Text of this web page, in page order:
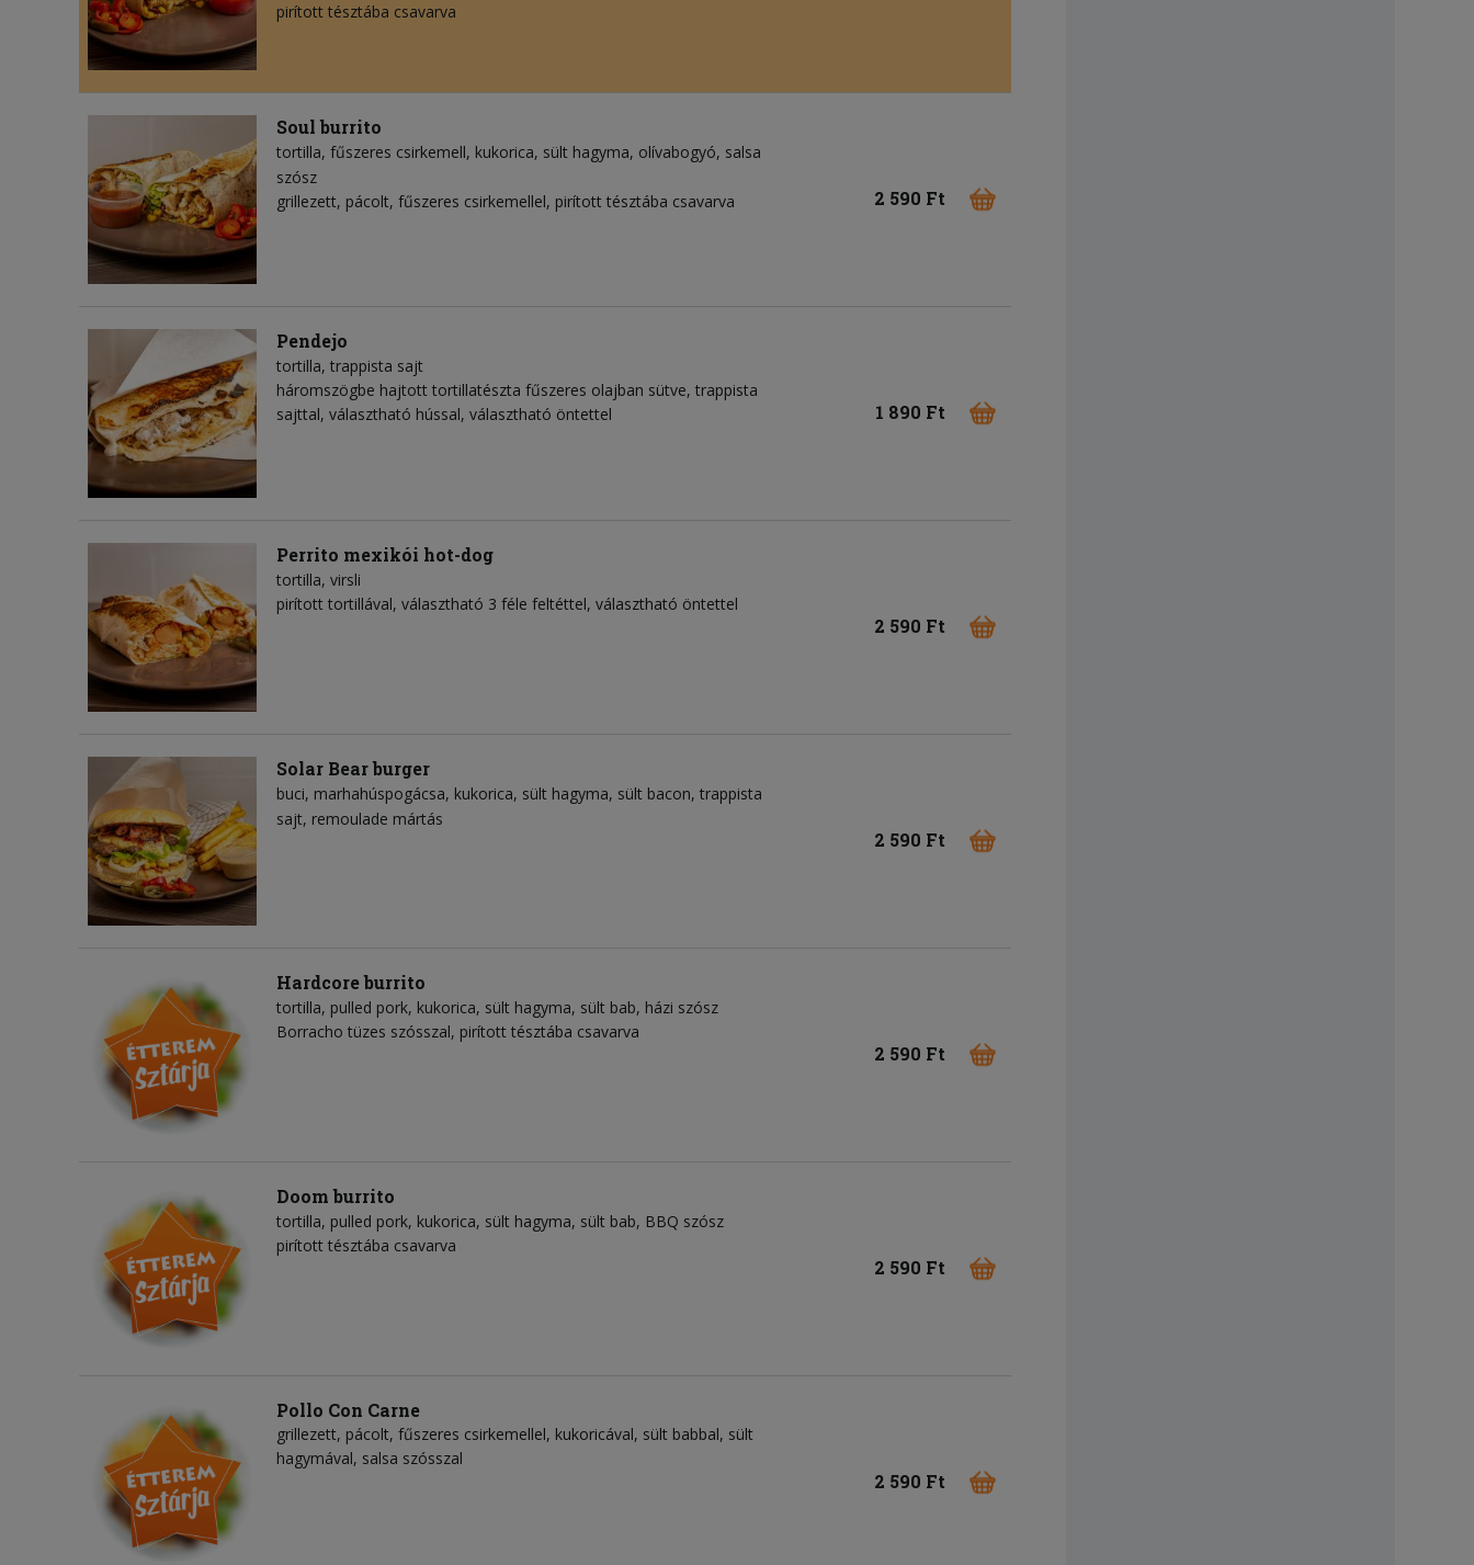
pirított tésztába csavarva
Soul burrito
tortilla fűszeres csirkemell kukorica sült hagyma olívabogyó salsa
szósz
grillezett, pácolt, fűszeres csirkemellel, pirított tésztába csavarva
2 590 Ft
Pendejo
tortilla trappista sajt
háromszögbe hajtott tortillatészta fűszeres olajban sütve, trappista
sajttal, választható hússal, választható öntettel
1 890 Ft
Perrito mexikói hot-dog
tortilla virsli
pirított tortillával, választható 3 féle feltéttel, választható öntettel
2 590 Ft
Solar Bear burger
buci marhahúspogácsa kukorica sült hagyma sült bacon trappista
sajt remoulade mártás
2 590 Ft
Hardcore burrito
tortilla pulled pork kukorica sült hagyma sült bab házi szósz
Borracho tüzes szósszal, pirított tésztába csavarva
2 590 Ft
Doom burrito
tortilla pulled pork kukorica sült hagyma sült bab BBQ szósz
pirított tésztába csavarva
2 590 Ft
Pollo Con Carne
grillezett, pácolt, fűszeres csirkemellel, kukoricával, sült babbal, sült
hagymával, salsa szósszal
2 590 Ft